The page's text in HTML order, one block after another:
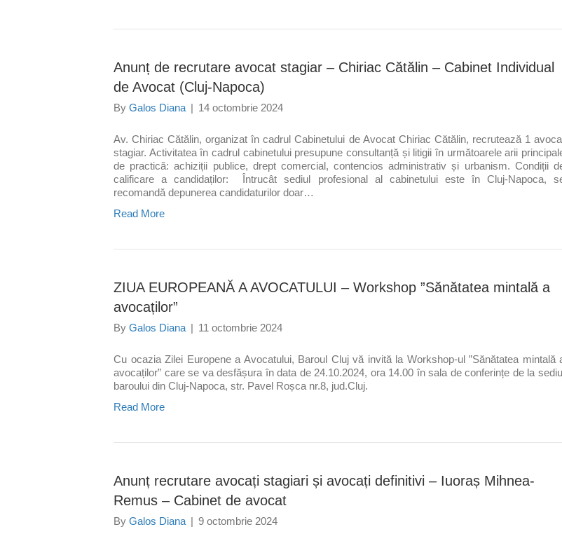
Anunț de recrutare avocat stagiar – Chiriac Cătălin – Cabinet Individual
de Avocat (Cluj-Napoca)
By Galos Diana | 14 octombrie 2024
Av. Chiriac Cătălin, organizat în cadrul Cabinetului de Avocat Chiriac Cătălin, recrutează 1
stagiar. Activitatea în cadrul cabinetului presupune consultanță și litigii în următoarele arii
de practică: achiziții publice, drept comercial, contencios administrativ și urbanism. Condiții
calificare a candidaților: Întrucât sediul profesional al cabinetului este în Cluj-Napoca,
recomandă depunerea candidaturilor doar…
Read More
ZIUA EUROPEANĂ A AVOCATULUI – Workshop ”Sănătatea mintală a
avocaților”
By Galos Diana | 11 octombrie 2024
Cu ocazia Zilei Europene a Avocatului, Baroul Cluj vă invită la Workshop-ul ”Sănătatea mintală
avocaților” care se va desfășura în data de 24.10.2024, ora 14.00 în sala de conferințe de la
baroului din Cluj-Napoca, str. Pavel Roșca nr.8, jud.Cluj.
Read More
Anunț recrutare avocați stagiari și avocați definitivi – Iuoraș Mihnea-
Remus – Cabinet de avocat
By Galos Diana | 9 octombrie 2024